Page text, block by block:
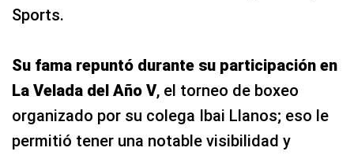
Sports.
Su fama repuntó durante su participación en
La Velada del Año V, el torneo de boxeo
organizado por su colega Ibai Llanos; eso le
permitió tener una notable visibilidad y